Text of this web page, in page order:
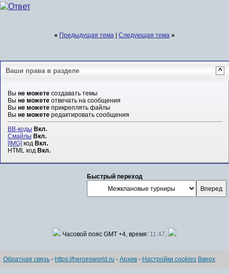
« Предыдущая тема Следующая тема »
Ваши права в разделе ^
Вы не можетесоздавать темы
Вы не можетеотвечать на сообщения
Вы не можетеприкреплять файлы
Вы не можетередактировать сообщения
BB-коды Вкл.
Смайлы Вкл.
[IMG]код Вкл.
HTML код Вкл.
Быстрый переход
Часовой пояс GMT +4, время: 11:47.
Обратная связь - https://heroesworld.ru - Архив - Настройки cookies Вверх